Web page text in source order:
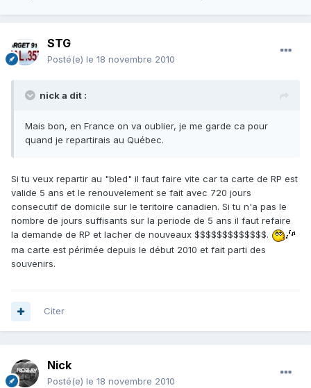
STG
Posté(e) le 18 novembre 2010
nick a dit :
Mais bon, en France on va oublier, je me garde ca pour
quand je repartirais au Québec.
Si tu veux repartir au "bled" il faut faire vite car ta carte de RP est
valide 5 ans et le renouvelement se fait avec 720 jours
consecutif de domicile sur le teritoire canadien. Si tu n'a pas le
nombre de jours suffisants sur la periode de 5 ans il faut refaire
la demande de RP et lacher de nouveaux $$$$$$$$$$$$$.
ma carte est périmée depuis le début 2010 et fait parti des
souvenirs.
Citer
Nick
Posté(e) le 18 novembre 2010